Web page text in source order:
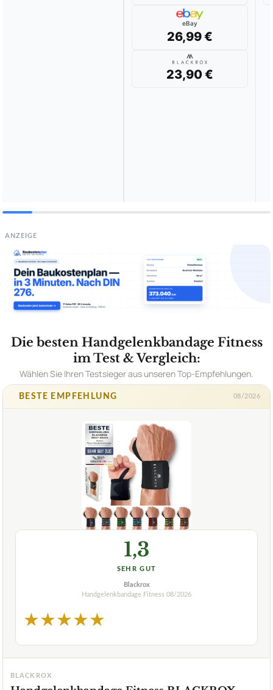
eBay
26,99 €
23,90 €
ANZEIGE
Die besten Handgelenkbandage Fitness
im Test & Vergleich:
Wählen Sie Ihren Testsieger aus unseren Top-Empfehlungen.
BESTE EMPFEHLUNG 08/2026
1,3
SEHR GUT
Blackrox
Handgelenkbandage Fitness 08/2026
★★★★★
BLACKROX